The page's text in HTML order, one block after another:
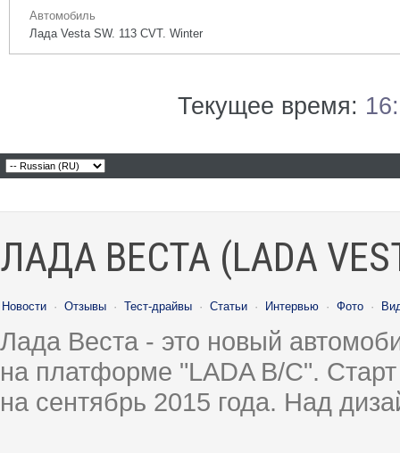
Автомобиль
Лада Vesta SW. 113 CVT. Winter
Текущее время:
ЛАДА ВЕСТА (LADA
Новости · Отзывы · Тест-драйвы · Статьи · Интервью · Фото ·
Лада Веста - это новый
на платформе "LADA B/C".
на сентябрь 2015 года. Над